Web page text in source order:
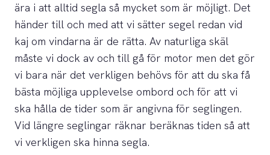
ära i att alltid segla så mycket som är möjligt. Det
händer till och med att vi sätter segel redan vid
kaj om vindarna är de rätta. Av naturliga skäl
måste vi dock av och till gå för motor men det gör
vi bara när det verkligen behövs för att du ska få
bästa möjliga upplevelse ombord och för att vi
ska hålla de tider som är angivna för seglingen.
Vid längre seglingar räknar beräknas tiden så att
vi verkligen ska hinna segla.